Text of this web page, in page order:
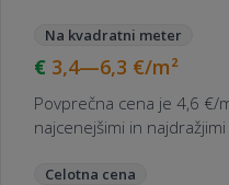
Na kvadratni meter
3,4—6,3 €/m²
Povprečna cena je 4,6 €/
najcenejšimi in
Celotna cena